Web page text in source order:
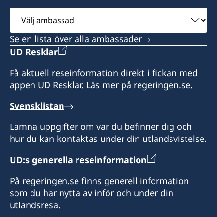
eller email)
Adress: Av. Mariscal La Mar 750, Of. 601,
Miraflores, Lima 15074, Perú
Konsulatet är stängt på Perus nationella
helgdagar.
Välj
ambassad
Se en lista över alla ambassader
UD Resklar
Få aktuell reseinformation direkt i fickan med
appen UD Resklar. Läs mer på regeringen.se.
Svensklistan
Lämna uppgifter om var du befinner dig och
hur du kan kontaktas under din utlandsvistelse.
UD:s generella reseinformation
På regeringen.se finns generell information
som du har nytta av inför och under din
utlandsresa.